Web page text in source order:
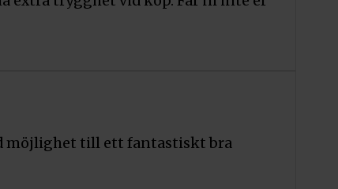
möjlighet till ett fantastiskt bra